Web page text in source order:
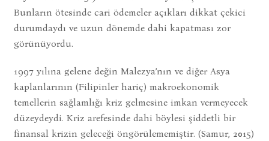
Bunların ötesinde cari ödemeler açıkları dikkat çekici
durumdaydı ve uzun dönemde dahi kapatması zor
görünüyordu.
1997 yılına gelene değin Malezya’nın ve diğer Asya
kaplanlarının (Filipinler hariç) makroekonomik
temellerin sağlamlığı kriz gelmesine imkan vermeyecek
düzeydeydi. Kriz arefesinde dahi böylesi şiddetli bir
finansal krizin geleceği öngörülememiştir. (Samur, 2015)